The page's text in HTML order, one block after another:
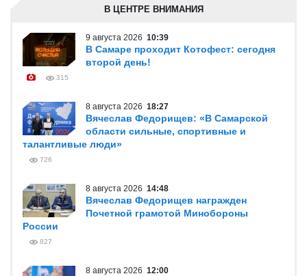
В ЦЕНТРЕ ВНИМАНИЯ
9 августа 2026 10:39
В Самаре проходит Котофест: сегодня
второй день!
315
8 августа 2026 18:27
Вячеслав Федорищев: «В Самарской
области сильные, спортивные и
талантливые люди»
726
8 августа 2026 14:48
Вячеслав Федорищев награжден
Почетной грамотой Минобороны
России
827
8 августа 2026 12:00